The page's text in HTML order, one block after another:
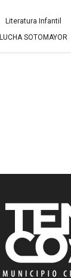
Literatura Infantil
LUCHA SOTOMAYOR